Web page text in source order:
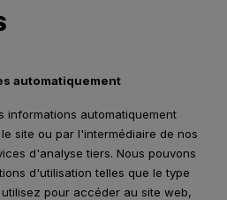
automatiquement
informations automatiquement
site ou par l'intermédiaire de nos
d'analyse tiers. Nous pouvons
d'utilisation telles que le type
pour accéder au site web,